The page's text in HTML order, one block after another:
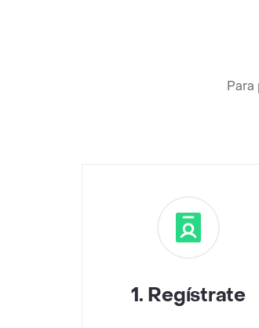
1. Regístrate